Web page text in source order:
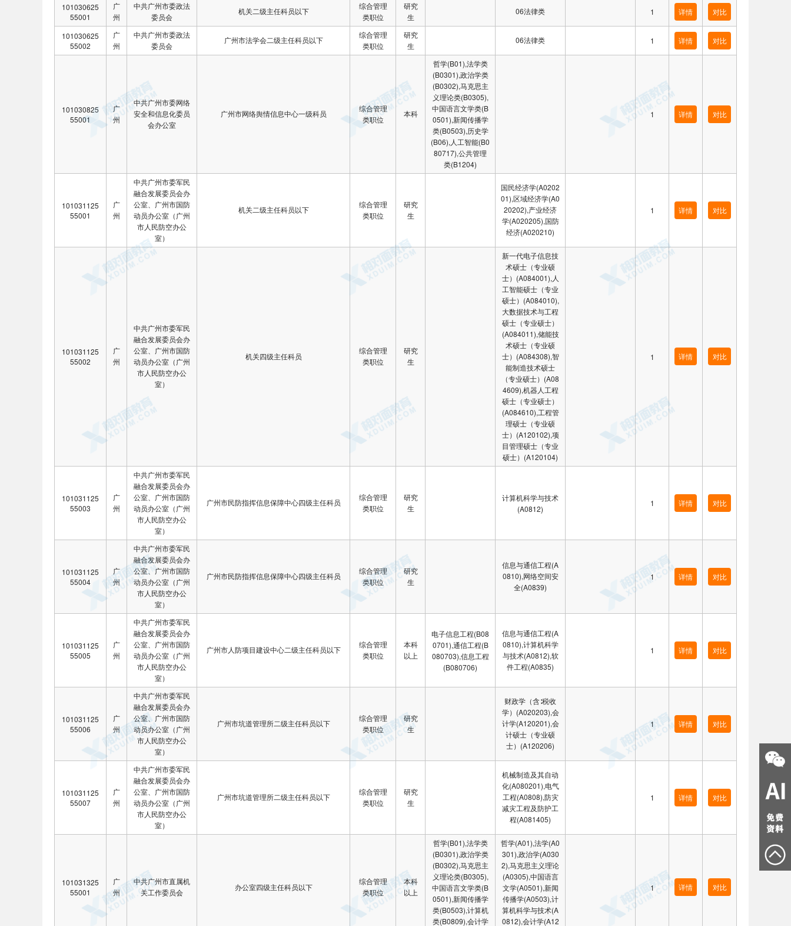
101030625
55001
广
州
中共广州市委政法
委员会
机关二级主任科员以下
综合管理
类职位
研究
生
06法律类 1 详情 对比
101030625
55002
广
州
中共广州市委政法
委员会
广州市法学会二级主任科员以下
综合管理
类职位
研究
生
06法律类 1 详情 对比
101030825
55001
广
州
中共广州市委网络
安全和信息化委员
会办公室
广州市网络舆情信息中心一级科员
综合管理
类职位
本科
哲学(B01),法学类
(B0301),政治学类
(B0302),马克思主
义理论类(B0305),
中国语言文学类(B
0501),新闻传播学
类(B0503),历史学
(B06),人工智能(B0
80717),公共管理
类(B1204)
1 详情 对比
101031125
55001
广
州
中共广州市委军民
融合发展委员会办
公室、广州市国防
动员办公室（广州
市人民防空办公
室）
机关二级主任科员以下
综合管理
类职位
研究
生
国民经济学(A0202
01),区域经济学(A0
20202),产业经济
学(A020205),国防
经济(A020210)
1 详情 对比
101031125
55002
广
州
中共广州市委军民
融合发展委员会办
公室、广州市国防
动员办公室（广州
市人民防空办公
室）
机关四级主任科员
综合管理
类职位
研究
生
新一代电子信息技
术硕士（专业硕
士）(A084001),人
工智能硕士（专业
硕士）(A084010),
大数据技术与工程
硕士（专业硕士）
(A084011),储能技
术硕士（专业硕
士）(A084308),智
能制造技术硕士
（专业硕士）(A08
4609),机器人工程
硕士（专业硕士）
(A084610),工程管
理硕士（专业硕
士）(A120102),项
目管理硕士（专业
硕士）(A120104)
1 详情 对比
101031125
55003
广
州
中共广州市委军民
融合发展委员会办
公室、广州市国防
动员办公室（广州
市人民防空办公
室）
广州市民防指挥信息保障中心四级主任科员
综合管理
类职位
研究
生
计算机科学与技术
(A0812)
1 详情 对比
101031125
55004
广
州
中共广州市委军民
融合发展委员会办
公室、广州市国防
动员办公室（广州
市人民防空办公
室）
广州市民防指挥信息保障中心四级主任科员
综合管理
类职位
研究
生
信息与通信工程(A
0810),网络空间安
全(A0839)
1 详情 对比
101031125
55005
广
州
中共广州市委军民
融合发展委员会办
公室、广州市国防
动员办公室（广州
市人民防空办公
室）
广州市人防项目建设中心二级主任科员以下
综合管理
类职位
本科
以上
电子信息工程(B08
0701),通信工程(B
080703),信息工程
(B080706)
信息与通信工程(A
0810),计算机科学
与技术(A0812),软
件工程(A0835)
1 详情 对比
101031125
55006
广
州
中共广州市委军民
融合发展委员会办
公室、广州市国防
动员办公室（广州
市人民防空办公
室）
广州市坑道管理所二级主任科员以下
综合管理
类职位
研究
生
财政学（含∶税收
学）(A020203),会
计学(A120201),会
计硕士（专业硕
士）(A120206)
1 详情 对比
101031125
55007
广
州
中共广州市委军民
融合发展委员会办
公室、广州市国防
动员办公室（广州
市人民防空办公
室）
广州市坑道管理所二级主任科员以下
综合管理
类职位
研究
生
机械制造及其自动
化(A080201),电气
工程(A0808),防灾
减灾工程及防护工
程(A081405)
1 详情 对比
101031325
55001
广
州
中共广州市直属机
关工作委员会
办公室四级主任科员以下
综合管理
类职位
本科
以上
哲学(B01),法学类
(B0301),政治学类
(B0302),马克思主
义理论类(B0305),
中国语言文学类(B
0501),新闻传播学
类(B0503),计算机
类(B0809),会计学
哲学(A01),法学(A0
301),政治学(A030
2),马克思主义理论
(A0305),中国语言
文学(A0501),新闻
传播学(A0503),计
算机科学与技术(A
0812),会计学(A12
1 详情 对比
3430897366
18056048033
合肥西瓜
QQ: 978328521
15385145211
15375375400